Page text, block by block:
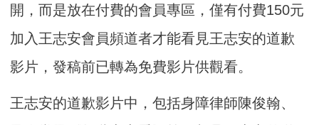
開，而是放在付費的會員專區，僅有付費150元
加入王志安會員頻道者才能看見王志安的道歉
影片，發稿前已轉為免費影片供觀看。
王志安的道歉影片中，包括身障律師陳俊翰、